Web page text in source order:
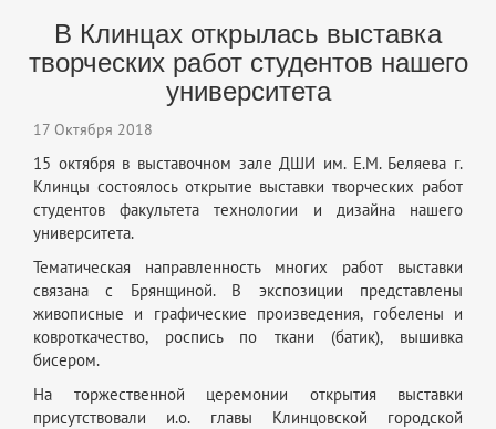
В Клинцах открылась выставка
творческих работ студентов нашего
университета
17 Октября 2018
15 октября в выставочном зале ДШИ им. Е.М. Беляева г.
Клинцы состоялось открытие выставки творческих работ
студентов факультета технологии и дизайна нашего
университета.
Тематическая направленность многих работ выставки
связана с Брянщиной. В экспозиции представлены
живописные и графические произведения, гобелены и
ковроткачество, роспись по ткани (батик), вышивка
бисером.
На торжественной церемонии открытия выставки
присутствовали и.о. главы Клинцовской городской